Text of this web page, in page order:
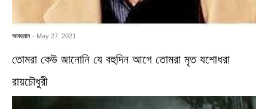
আবহমান - May 27, 2021
তোমরা কেউ জানোনি যে বহুদিন আগে তোমরা মৃত যশোধরা
রায়চৌধুরী